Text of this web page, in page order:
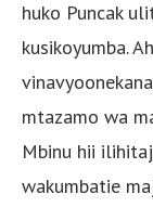
huko Puncak
kusikoyumba.
mtazamo wa
Mbinu hii
wakumbatie